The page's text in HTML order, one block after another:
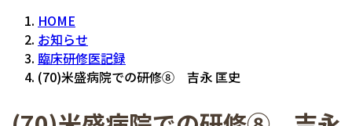
HOME
お知らせ
臨床研修医記録
(70)米盛病院での研修⑧ 吉永 匡史